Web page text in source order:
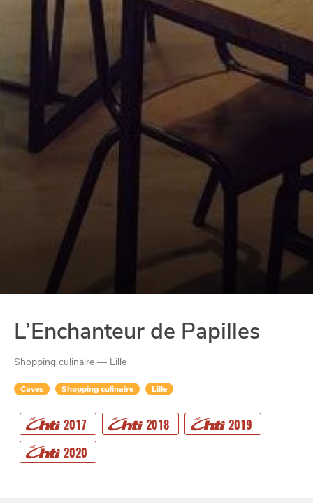
L’Enchanteur de Papilles
Shopping culinaire — Lille
Caves Shopping culinaire Lille
2017 2018
2019
2020
CHTITE
CANAILLE